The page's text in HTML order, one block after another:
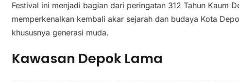
Festival ini menjadi bagian dari peringatan 312 Tahun Kaum
memperkenalkan kembali akar sejarah dan budaya Kota
khususnya generasi muda.
Kawasan Depok Lama